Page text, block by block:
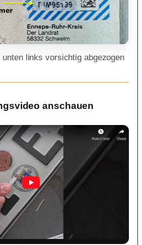
unten links vorsichtig abgezogen
anschauen